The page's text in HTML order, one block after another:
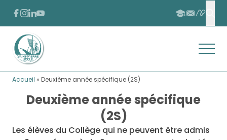
Passer au contenu Passer au pied de page
FACEBOOK
INSTAGRAM
LINKEDIN
YOUTUBE INSCRIPTIONS
CONTACT
Retour à l'accueil
Accueil » Deuxième année spécifique (2S)
Deuxième année spécifique
(2S)
Les élèves du Collège qui ne peuvent être admis